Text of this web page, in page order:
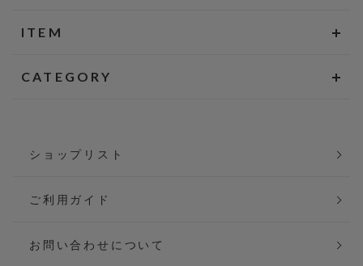
ITEM
CATEGORY
ショップリスト
ご利用ガイド
お問い合わせについて